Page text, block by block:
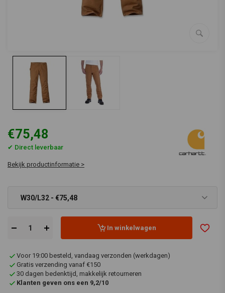
€75,48
✔ Direct leverbaar
Bekijk productinformatie >
W30/L32 - €75,48
In winkelwagen
Voor 19:00 besteld, vandaag verzonden (werkdagen)
Gratis verzending vanaf €150
30 dagen bedenktijd, makkelijk retourneren
Klanten geven ons een 9,2/10